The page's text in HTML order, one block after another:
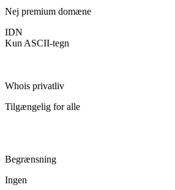
Nej premium domæne
IDN
Kun ASCII-tegn
Whois privatliv
Tilgængelig for alle
Begrænsning
Ingen